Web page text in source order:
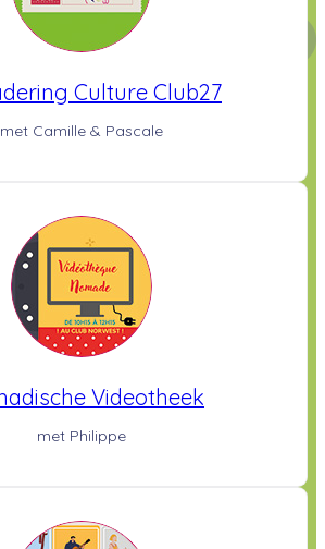
Culture Club27
met Camille & Pascale
Videotheek
met Philippe